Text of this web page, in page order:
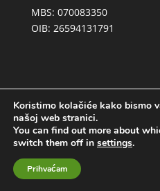
MBS: 070083350
OIB: 26594131791
Izjava o
Koristimo kolačiće kako bismo
našoj web stranici.
You can find out more about
switch them off in settings.
Prihvaćam